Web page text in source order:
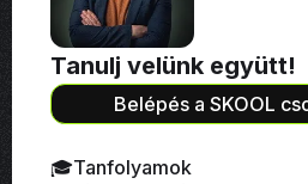
Tanulj velünk együtt!
Belépés a SKOOL
🎓Tanfolyamok